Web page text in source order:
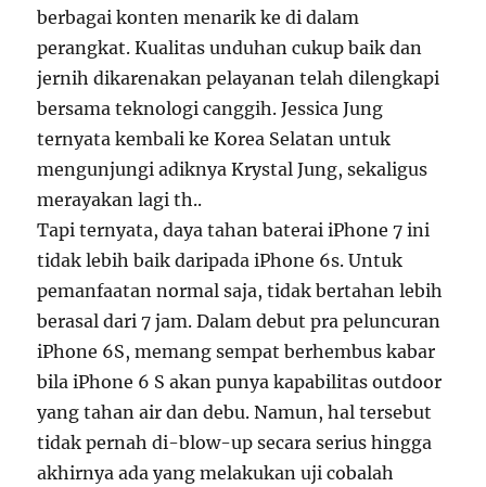
berbagai konten menarik ke di dalam
perangkat. Kualitas unduhan cukup baik dan
jernih dikarenakan pelayanan telah dilengkapi
bersama teknologi canggih. Jessica Jung
ternyata kembali ke Korea Selatan untuk
mengunjungi adiknya Krystal Jung, sekaligus
merayakan lagi th..
Tapi ternyata, daya tahan baterai iPhone 7 ini
tidak lebih baik daripada iPhone 6s. Untuk
pemanfaatan normal saja, tidak bertahan lebih
berasal dari 7 jam. Dalam debut pra peluncuran
iPhone 6S, memang sempat berhembus kabar
bila iPhone 6 S akan punya kapabilitas outdoor
yang tahan air dan debu. Namun, hal tersebut
tidak pernah di-blow-up secara serius hingga
akhirnya ada yang melakukan uji cobalah